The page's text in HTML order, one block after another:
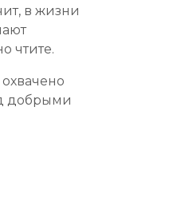
в жизни
чтите.
добрыми